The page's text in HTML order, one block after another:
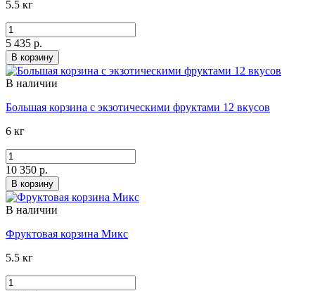
5.5 кг
5 435 р.
В корзину
В наличии
Большая корзина с экзотическими фруктами 12 вкусов
6 кг
10 350 р.
В корзину
В наличии
Фруктовая корзина Микс
5.5 кг